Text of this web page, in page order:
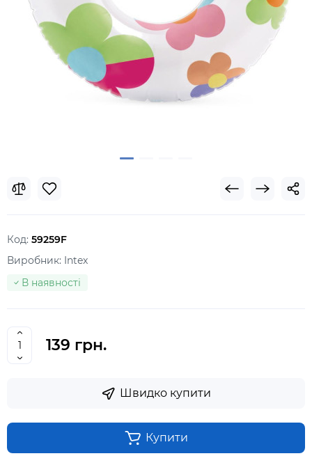
Код: 59259F
Виробник: Intex
В наявності
139 грн.
Швидко купити
Купити